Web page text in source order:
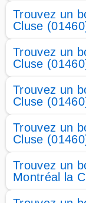
Trouvez un
Cluse
Trouvez un
Cluse
Trouvez un
Cluse
Trouvez un
Cluse
Trouvez un
Montréal la